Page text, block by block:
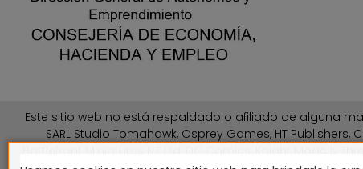
Este sitio web no está respaldado o afiliado de alguna
SARL Studio Tomahawk, Osprey Games, HT
Battlefront Miniatures NZ Ltd, DC Comics, Knight Models,